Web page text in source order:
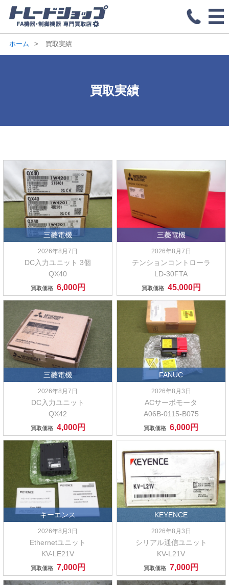
ホーム 買取実績
買取実績
三菱電機
2026年8月7日
DC入力ユニット 3個
QX40
買取価格 6,000円
三菱電機
2026年8月7日
テンションコントローラ
LD-30FTA
買取価格 45,000円
三菱電機
2026年8月7日
DC入力ユニット
QX42
買取価格 4,000円
FANUC
2026年8月3日
ACサーボモータ
A06B-0115-B075
買取価格 6,000円
キーエンス
2026年8月3日
Ethernetユニット
KV-LE21V
買取価格 7,000円
KEYENCE
2026年8月3日
シリアル通信ユニット
KV-L21V
買取価格 7,000円